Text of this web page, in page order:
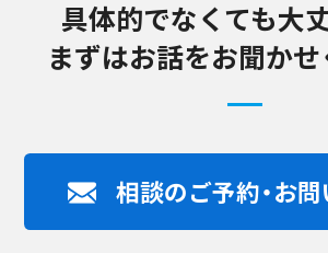
具体的でなくても大
まずはお話をお聞かせ
相談のご予約・お